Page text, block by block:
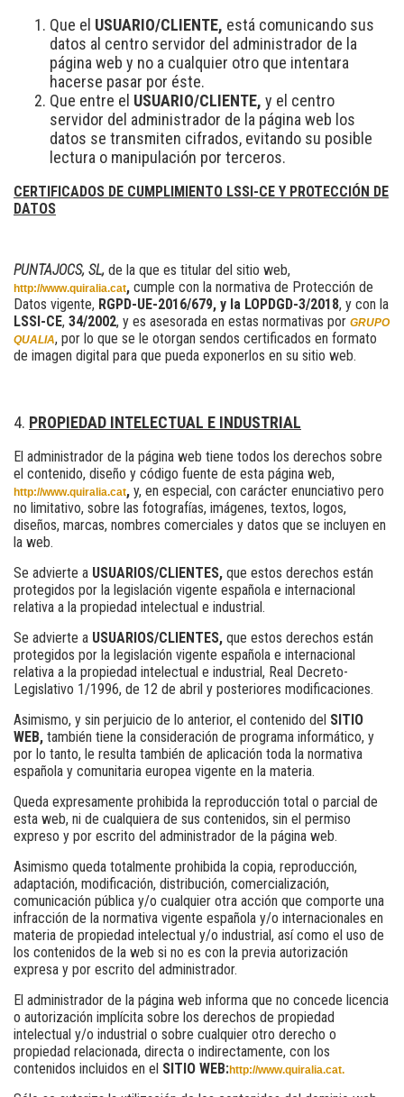
Que el USUARIO/CLIENTE, está comunicando sus
datos al centro servidor del administrador de la
página web y no a cualquier otro que intentara
hacerse pasar por éste.
Que entre el USUARIO/CLIENTE, y el centro
servidor del administrador de la página web los
datos se transmiten cifrados, evitando su posible
lectura o manipulación por terceros.
CERTIFICADOS DE CUMPLIMIENTO LSSI-CE Y PROTECCIÓN DE
DATOS
PUNTAJOCS, SL, de la que es titular del sitio web,
http://www.quiralia.cat, cumple con la normativa de Protección de
Datos vigente, RGPD-UE-2016/679, y la LOPDGD-3/2018, y con la
LSSI-CE, 34/2002, y es asesorada en estas normativas por GRUPO
QUALIA, por lo que se le otorgan sendos certificados en formato
de imagen digital para que pueda exponerlos en su sitio web.
PROPIEDAD INTELECTUAL E INDUSTRIAL
El administrador de la página web tiene todos los derechos sobre
el contenido, diseño y código fuente de esta página web,
http://www.quiralia.cat, y, en especial, con carácter enunciativo pero
no limitativo, sobre las fotografías, imágenes, textos, logos,
diseños, marcas, nombres comerciales y datos que se incluyen en
la web.
Se advierte a USUARIOS/CLIENTES, que estos derechos están
protegidos por la legislación vigente española e internacional
relativa a la propiedad intelectual e industrial.
Se advierte a USUARIOS/CLIENTES, que estos derechos están
protegidos por la legislación vigente española e internacional
relativa a la propiedad intelectual e industrial, Real Decreto-
Legislativo 1/1996, de 12 de abril y posteriores modificaciones.
Asimismo, y sin perjuicio de lo anterior, el contenido del SITIO
WEB, también tiene la consideración de programa informático, y
por lo tanto, le resulta también de aplicación toda la normativa
española y comunitaria europea vigente en la materia.
Queda expresamente prohibida la reproducción total o parcial de
esta web, ni de cualquiera de sus contenidos, sin el permiso
expreso y por escrito del administrador de la página web.
Asimismo queda totalmente prohibida la copia, reproducción,
adaptación, modificación, distribución, comercialización,
comunicación pública y/o cualquier otra acción que comporte una
infracción de la normativa vigente española y/o internacionales en
materia de propiedad intelectual y/o industrial, así como el uso de
los contenidos de la web si no es con la previa autorización
expresa y por escrito del administrador.
El administrador de la página web informa que no concede licencia
o autorización implícita sobre los derechos de propiedad
intelectual y/o industrial o sobre cualquier otro derecho o
propiedad relacionada, directa o indirectamente, con los
contenidos incluidos en el SITIO WEB:http://www.quiralia.cat.